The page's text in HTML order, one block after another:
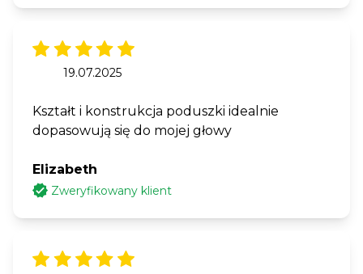
19.07.2025
Kształt i konstrukcja poduszki idealnie
dopasowują się do mojej głowy
Elizabeth
Zweryfikowany klient